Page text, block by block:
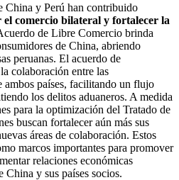
China y Perú han contribuido
el comercio bilateral y fortalecer la
de Libre Comercio brinda
de China, abriendo
peruanas. El acuerdo de
colaboración entre las
ambos países, facilitando un flujo
los delitos aduaneros. A medida
para la optimización del Tratado de
buscan fortalecer aún más sus
áreas de colaboración. Estos
marcos importantes para promover
relaciones económicas
China y sus países socios.